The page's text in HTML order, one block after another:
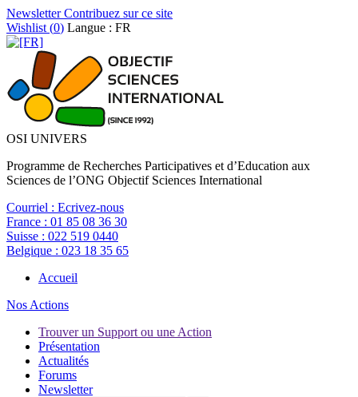
NewsletterContribuez sur ce site
Wishlist (0) Langue : FR
OSI UNIVERS
Programme de Recherches Participatives et d’Education aux
Sciences de l’ONG Objectif Sciences International
Courriel : Ecrivez-nous
France : 01 85 08 36 30
Suisse : 022 519 0440
Belgique : 023 18 35 65
Accueil
Nos Actions
Trouver un Support ou une Action
Présentation
Actualités
Forums
Newsletter